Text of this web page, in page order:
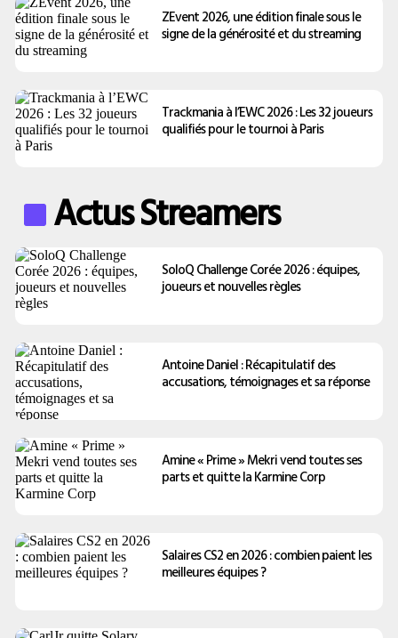
ZEvent 2026, une édition finale sous le
signe de la générosité et du streaming
Trackmania à l’EWC 2026 : Les 32 joueurs
qualifiés pour le tournoi à Paris
Actus Streamers
SoloQ Challenge Corée 2026 : équipes,
joueurs et nouvelles règles
Antoine Daniel : Récapitulatif des
accusations, témoignages et sa réponse
Amine « Prime » Mekri vend toutes ses
parts et quitte la Karmine Corp
Salaires CS2 en 2026 : combien paient les
meilleures équipes ?